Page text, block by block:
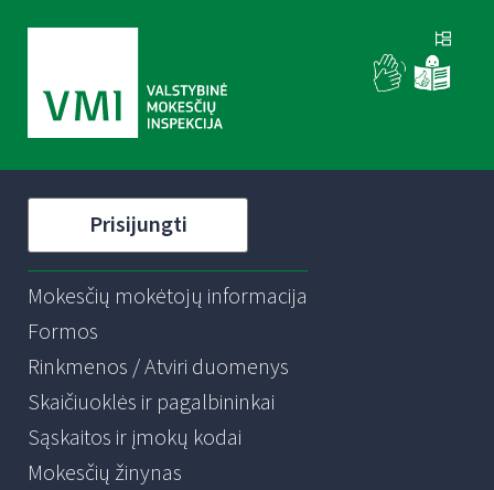
Prisijungti
Mokesčių mokėtojų informacija
Formos
Rinkmenos / Atviri duomenys
Skaičiuoklės ir pagalbininkai
Sąskaitos ir įmokų kodai
Mokesčių žinynas